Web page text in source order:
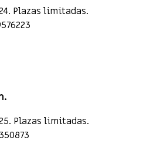
Plazas limitadas.
Plazas limitadas.